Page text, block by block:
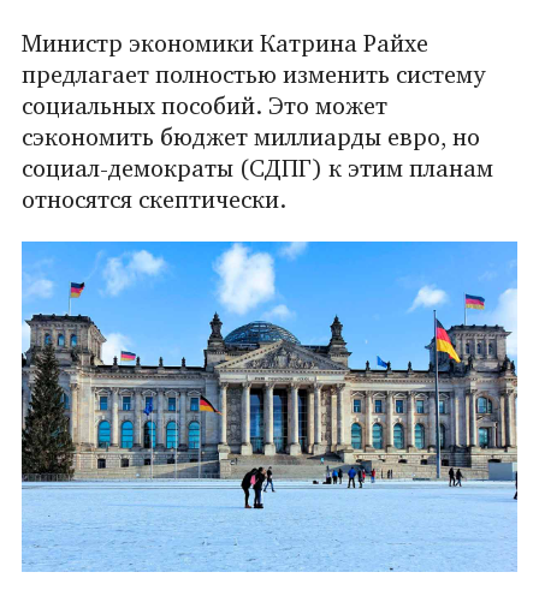
Министр экономики Катрина Райхе
предлагает полностью изменить систему
социальных пособий. Это может
сэкономить бюджет миллиарды евро, но
социал-демократы (СДПГ) к этим планам
относятся скептически.